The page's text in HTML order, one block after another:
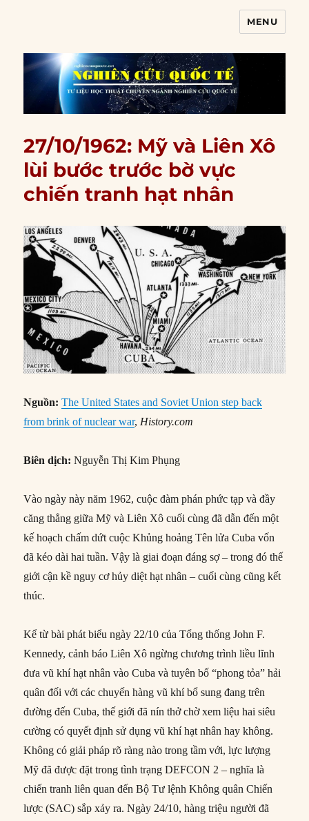
MENU
27/10/1962: Mỹ và Liên Xô
lùi bước trước bờ vực
chiến tranh hạt nhân
Nguồn:The United States and Soviet Union step back
from brink of nuclear war,History.com
Biên dịch: Nguyễn Thị Kim Phụng
Vào ngày này năm 1962, cuộc đàm phán phức tạp và đầy
căng thẳng giữa Mỹ và Liên Xô cuối cùng đã dẫn đến một
kế hoạch chấm dứt cuộc Khủng hoảng Tên lửa Cuba vốn
đã kéo dài hai tuần. Vậy là giai đoạn đáng sợ – trong đó thế
giới cận kề nguy cơ hủy diệt hạt nhân – cuối cùng cũng kết
thúc.
Kể từ bài phát biểu ngày 22/10 của Tổng thống John F.
Kennedy, cảnh báo Liên Xô ngừng chương trình liều lĩnh
đưa vũ khí hạt nhân vào Cuba và tuyên bố “phong tỏa” hải
quân đối với các chuyến hàng vũ khí bổ sung đang trên
đường đến Cuba, thế giới đã nín thở chờ xem liệu hai siêu
cường có quyết định sử dụng vũ khí hạt nhân hay không.
Không có giải pháp rõ ràng nào trong tầm với, lực lượng
Mỹ đã được đặt trong tình trạng DEFCON 2 – nghĩa là
chiến tranh liên quan đến Bộ Tư lệnh Không quân Chiến
lược (SAC) sắp xảy ra. Ngày 24/10, hàng triệu người đã